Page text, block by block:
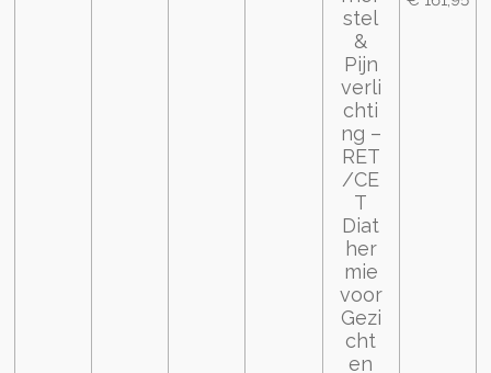
stel
&
Pijn
verli
chti
ng –
RET
/CE
T
Diat
her
mie
voor
Gezi
cht
en